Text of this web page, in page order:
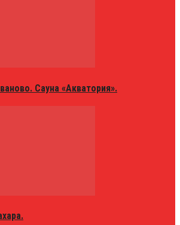
Сауна «Акватория».